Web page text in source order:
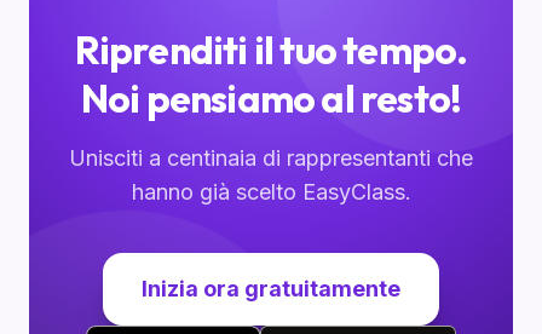
Riprenditi il tuo tempo.
Noi pensiamo al resto!
Unisciti a centinaia di rappresentanti che
hanno già scelto EasyClass.
Inizia ora gratuitamente